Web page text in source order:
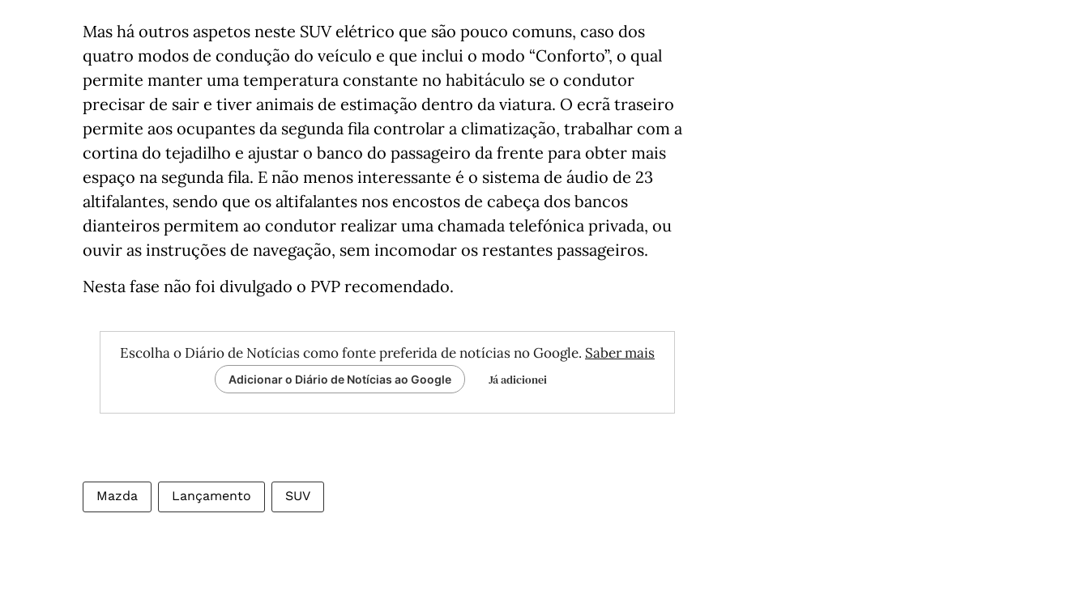
Mas há outros aspetos neste SUV elétrico que são pouco comuns, caso dos
quatro modos de condução do veículo e que inclui o modo “Conforto”, o qual
permite manter uma temperatura constante no habitáculo se o condutor
precisar de sair e tiver animais de estimação dentro da viatura. O ecrã traseiro
permite aos ocupantes da segunda fila controlar a climatização, trabalhar com a
cortina do tejadilho e ajustar o banco do passageiro da frente para obter mais
espaço na segunda fila. E não menos interessante é o sistema de áudio de 23
altifalantes, sendo que os altifalantes nos encostos de cabeça dos bancos
dianteiros permitem ao condutor realizar uma chamada telefónica privada, ou
ouvir as instruções de navegação, sem incomodar os restantes passageiros.
Nesta fase não foi divulgado o PVP recomendado.
Escolha o Diário de Notícias como fonte preferida de notícias no Google. Saber mais
Adicionar o Diário de Notícias ao Google Já adicionei
Mazda Lançamento SUV